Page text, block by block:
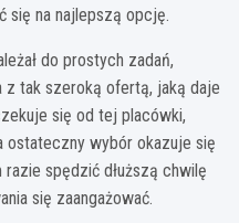
się na najlepszą opcję.
do prostych zadań,
z tak szeroką ofertą, jaką daje
się od tej placówki,
ostateczny wybór okazuje się
spędzić dłuższą chwilę
się zaangażować.